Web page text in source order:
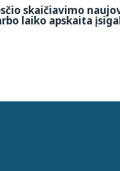
skaičiavimo
laiko apskaita